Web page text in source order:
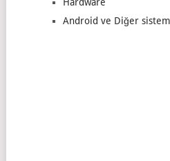
Android ve Diğer